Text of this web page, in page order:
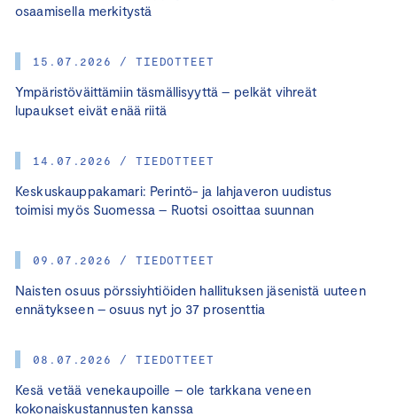
osaamisella merkitystä
15.07.2026 / TIEDOTTEET
Ympäristöväittämiin täsmällisyyttä – pelkät vihreät
lupaukset eivät enää riitä
14.07.2026 / TIEDOTTEET
Keskuskauppakamari: Perintö- ja lahjaveron uudistus
toimisi myös Suomessa – Ruotsi osoittaa suunnan
09.07.2026 / TIEDOTTEET
Naisten osuus pörssiyhtiöiden hallituksen jäsenistä uuteen
ennätykseen – osuus nyt jo 37 prosenttia
08.07.2026 / TIEDOTTEET
Kesä vetää venekaupoille – ole tarkkana veneen
kokonaiskustannusten kanssa